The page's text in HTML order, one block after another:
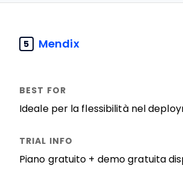
5 Mendix
Ideale per la flessibilità nel
Piano gratuito + demo gratuita